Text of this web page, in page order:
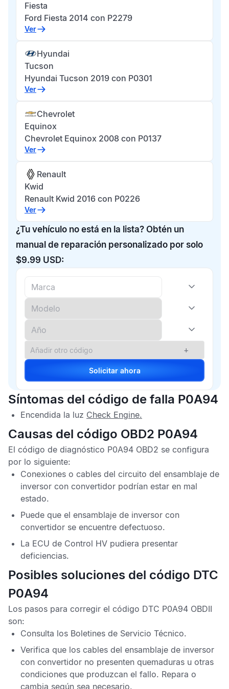
Fiesta
Ford Fiesta 2014 con P2279
Ver
Hyundai
Tucson
Hyundai Tucson 2019 con P0301
Ver
Chevrolet
Equinox
Chevrolet Equinox 2008 con P0137
Ver
Renault
Kwid
Renault Kwid 2016 con P0226
Ver
¿Tu vehículo no está en la lista? Obtén un
manual de reparación personalizado por solo
$9.99 USD:
+
Solicitar ahora
Síntomas del código de falla P0A94
Encendida la luz Check Engine.
Causas del código OBD2 P0A94
El código de diagnóstico P0A94 OBD2 se configura
por lo siguiente:
Conexiones o cables del circuito del ensamblaje de
inversor con convertidor podrían estar en mal
estado.
Puede que el ensamblaje de inversor con
convertidor se encuentre defectuoso.
La ECU de Control HV pudiera presentar
deficiencias.
Posibles soluciones del código DTC
P0A94
Los pasos para corregir el código DTC P0A94 OBDII
son:
Consulta los Boletines de Servicio Técnico.
Verifica que los cables del ensamblaje de inversor
con convertidor no presenten quemaduras u otras
condiciones que produzcan el fallo. Repara o
cambia según sea necesario.